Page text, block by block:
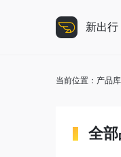
新出行
当前位置： 产品库
全